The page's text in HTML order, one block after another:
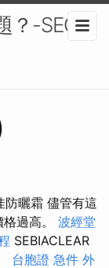
？-SEO
曬霜 儘管有這
過高。 波經堂
SEBIACLEAR
台胞證 急件 外